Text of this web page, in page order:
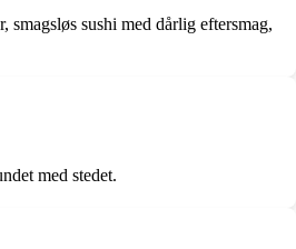
sushi med dårlig eftersmag,
med stedet.